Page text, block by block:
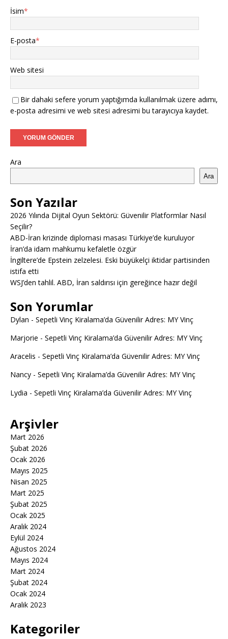
İsim*
E-posta*
Web sitesi
Bir dahaki sefere yorum yaptığımda kullanılmak üzere adımı,
e-posta adresimi ve web sitesi adresimi bu tarayıcıya kaydet.
Ara
Ara
Son Yazılar
2026 Yılında Dijital Oyun Sektörü: Güvenilir Platformlar Nasıl
Seçilir?
ABD-İran krizinde diplomasi masası Türkiye’de kuruluyor
İran’da idam mahkumu kefaletle özgür
İngiltere’de Epstein zelzelesi. Eski büyükelçi iktidar partisinden
istifa etti
WSJ’den tahlil. ABD, İran saldırısı için gereğince hazır değil
Son Yorumlar
Dylan - Sepetli Vinç Kiralama’da Güvenilir Adres: MY Vinç
Marjorie - Sepetli Vinç Kiralama’da Güvenilir Adres: MY Vinç
Aracelis - Sepetli Vinç Kiralama’da Güvenilir Adres: MY Vinç
Nancy - Sepetli Vinç Kiralama’da Güvenilir Adres: MY Vinç
Lydia - Sepetli Vinç Kiralama’da Güvenilir Adres: MY Vinç
Arşivler
Mart 2026
Şubat 2026
Ocak 2026
Mayıs 2025
Nisan 2025
Mart 2025
Şubat 2025
Ocak 2025
Aralık 2024
Eylül 2024
Ağustos 2024
Mayıs 2024
Mart 2024
Şubat 2024
Ocak 2024
Aralık 2023
Kategoriler